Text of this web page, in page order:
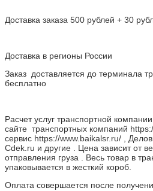
Доставка заказа 500 рублей + 30
Доставка в регионы России
Заказ доставляется до терминала
бесплатно
Расчет услуг транспортной
сайте транспортных компаний
сервис https://www.baikalsr.ru/ ,
Cdek.ru и другие . Цена зависит от
отправления груза . Весь товар в
упаковывается в жесткий короб.
Оплата совершается после